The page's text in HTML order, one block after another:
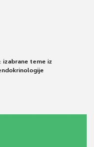
izabrane teme iz